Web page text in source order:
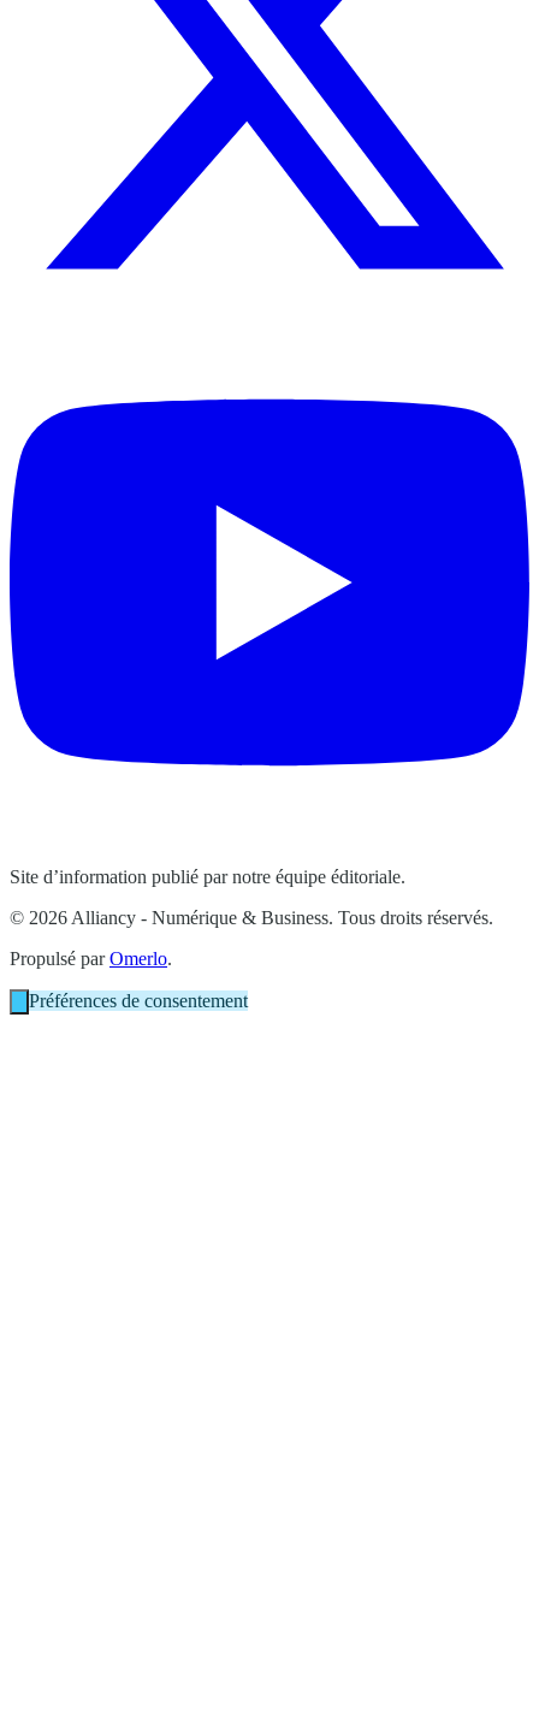
Site d’information publié par notre équipe éditoriale.
© 2026 Alliancy - Numérique & Business. Tous droits réservés.
Propulsé parOmerlo.
Préférences de consentement